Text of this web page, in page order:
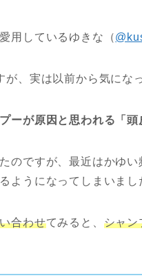
用しているゆきな（
、実は以前から気にな
ーが原因と思われる「頭
のですが、最近はかゆ
ようになってしまいまし
合わせてみると、 シャン